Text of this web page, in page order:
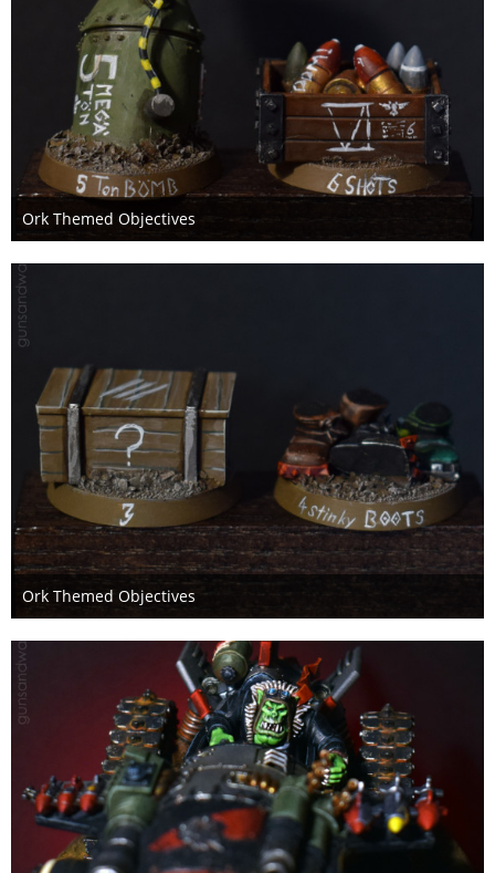
Ork Themed Objectives
6. Januar 2021
Ork Themed Objectives
6. Januar 2021